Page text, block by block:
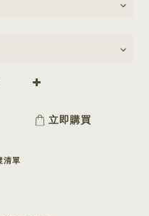
立即購買
清單